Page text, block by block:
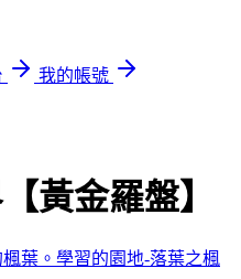
我的帳號
黃金羅盤】